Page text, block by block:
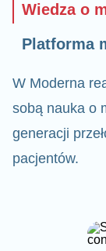
Wiedza o
Platforma
W Moderna
sobą nauka o
generacji
pacjentów.